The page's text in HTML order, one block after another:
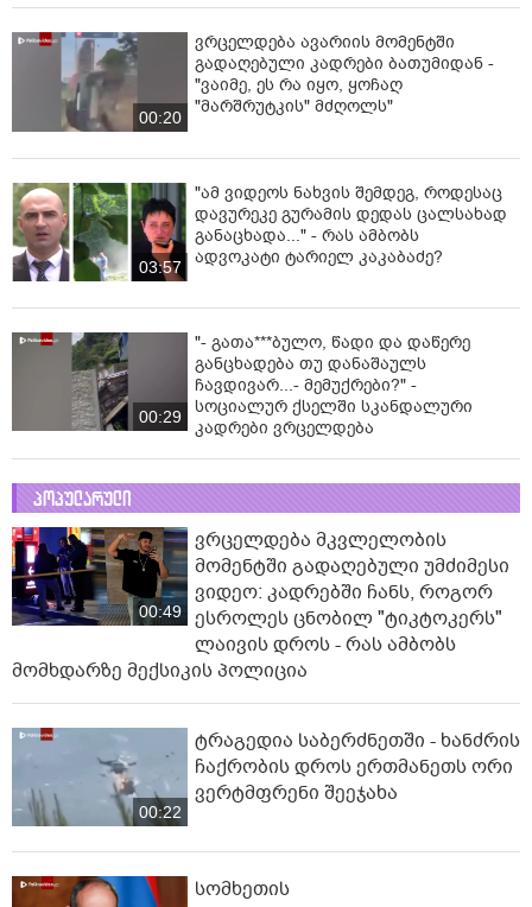
00:20
ვრცელდება ავარიის მომენტში
გადაღებული კადრები ბათუმიდან -
"ვაიმე, ეს რა იყო, ყოჩაღ
"მარშრუტკის" მძღოლს"
03:57
"ამ ვიდეოს ნახვის შემდეგ, როდესაც
დავურეკე გურამის დედას ცალსახად
განაცხადა..." - რას ამბობს
ადვოკატი ტარიელ კაკაბაძე?
00:29
"- გათა***ბულო, წადი და დაწერე
განცხადება თუ დანაშაულს
ჩავდივარ...- მემუქრები?" -
სოციალურ ქსელში სკანდალური
კადრები ვრცელდება
პოპულარული
00:49
ვრცელდება მკვლელობის
მომენტში გადაღებული უმძიმესი
ვიდეო: კადრებში ჩანს, როგორ
ესროლეს ცნობილ "ტიკტოკერს"
ლაივის დროს - რას ამბობს
მომხდარზე მექსიკის პოლიცია
00:22
ტრაგედია საბერძნეთში - ხანძრის
ჩაქრობის დროს ერთმანეთს ორი
ვერტმფრენი შეეჯახა
სომხეთის